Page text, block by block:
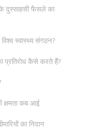
दुस्साहसी फैसले का
स्वास्थ्य संगठन?
प्रतिरोध कैसे करते हैं?
क्षमता कब आई
का निदान